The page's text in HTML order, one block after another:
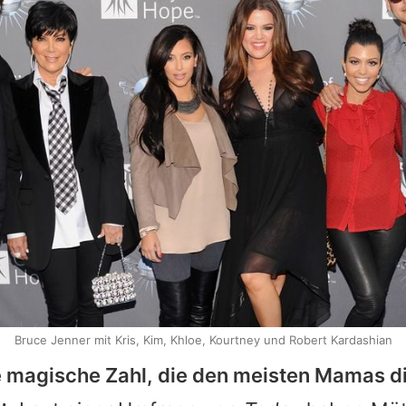
magische Zahl, die den meisten Mamas
Bruce Jenner mit Kris, Kim, Khloe, Kourtney und Robert Kardashian